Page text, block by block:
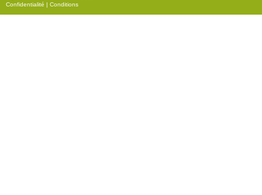
r
Confidentialité | Conditions